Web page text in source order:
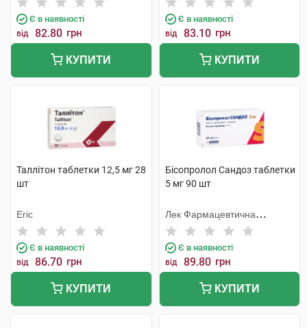
Є в наявності
від 82.80 грн
КУПИТИ
Є в наявності
від 83.10 грн
КУПИТИ
Таллітон таблетки 12,5 мг 28
шт
Егіс
Є в наявності
від 86.70 грн
КУПИТИ
Бісопролол Сандоз таблетки
5 мг 90 шт
Лек Фармацевтична
компанія
Є в наявності
від 89.80 грн
КУПИТИ